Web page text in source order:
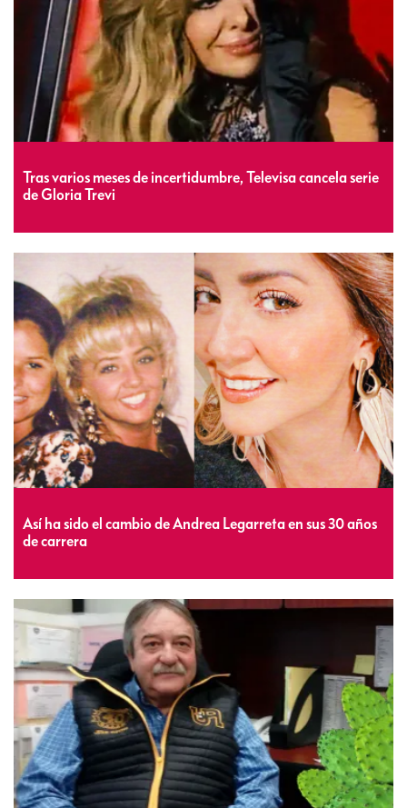
Tras varios meses de incertidumbre, Televisa cancela serie
de Gloria Trevi
Así ha sido el cambio de Andrea Legarreta en sus 30 años
de carrera